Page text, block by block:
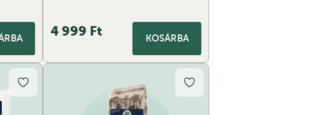
4 999 Ft KOSÁRBA